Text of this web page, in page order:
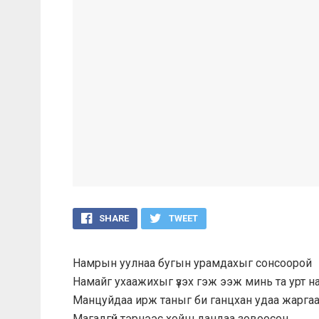
SHARE TWEET
Намрын уулнаа бугын урамдахыг сонсоорой
Намайг ухаажихыг үзэх гэж ээж минь та урт
Манцуйдаа ирж таныг би ганцхан удаа